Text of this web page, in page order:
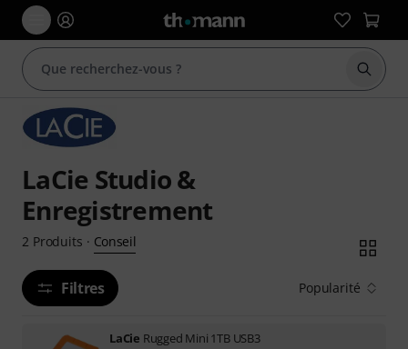
LaCie Studio &
Enregistrement
2 Produits · Conseil
Filtres Popularité
LaCie Rugged Mini 1TB USB3